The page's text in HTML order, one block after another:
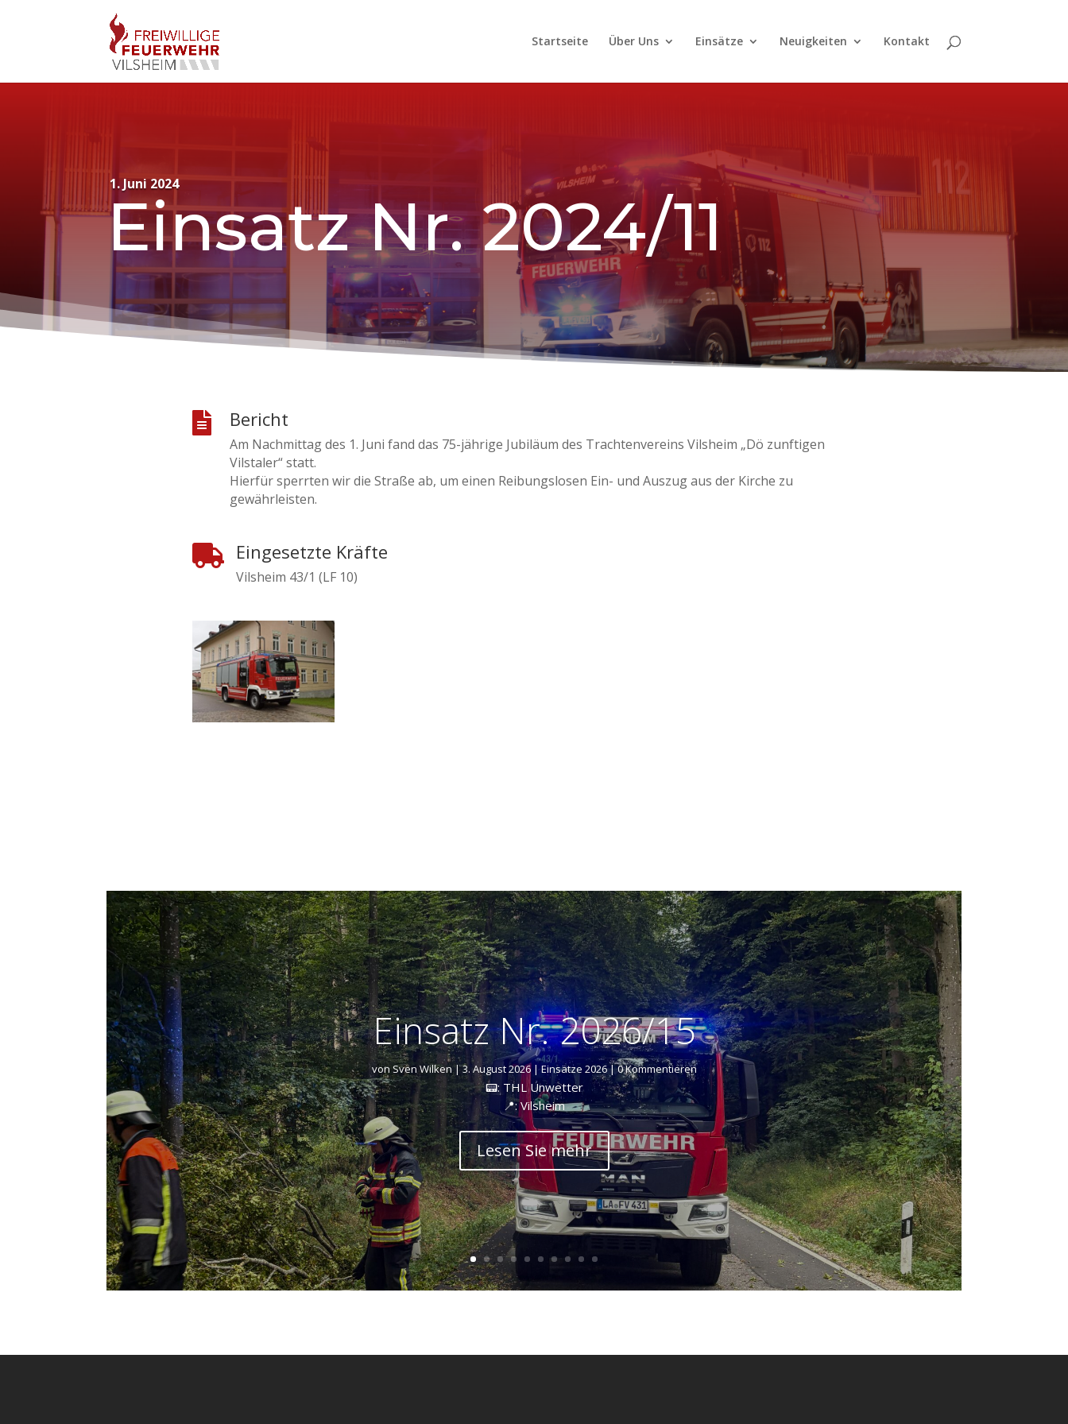
Startseite Über Uns Einsätze Neuigkeiten Kontakt
1. Juni 2024
Einsatz Nr. 2024/11
 Bericht
Am Nachmittag des 1. Juni fand das 75-jährige Jubiläum des Trachtenvereins Vilsheim „Dö zunftigen
Vilstaler“ statt.
Hierfür sperrten wir die Straße ab, um einen Reibungslosen Ein- und Auszug aus der Kirche zu
gewährleisten.
 Eingesetzte Kräfte
Vilsheim 43/1 (LF 10)
Einsatz Nr. 2026/15
von Sven Wilken|3. August 2026|Einsätze 2026| 0 Kommentieren
📟: THL Unwetter
📍: Vilsheim
Lesen Sie mehr